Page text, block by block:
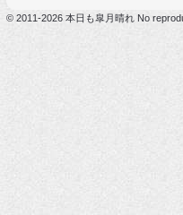
© 2011-2026 本日も皐月晴れ No